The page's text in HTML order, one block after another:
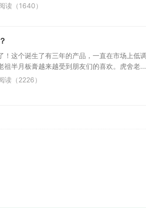
读（1640）
！这个诞生了有三年的产品，一直在市场上低
半月板膏越来越受到朋友们的喜欢。虎舍老...
读（2226）